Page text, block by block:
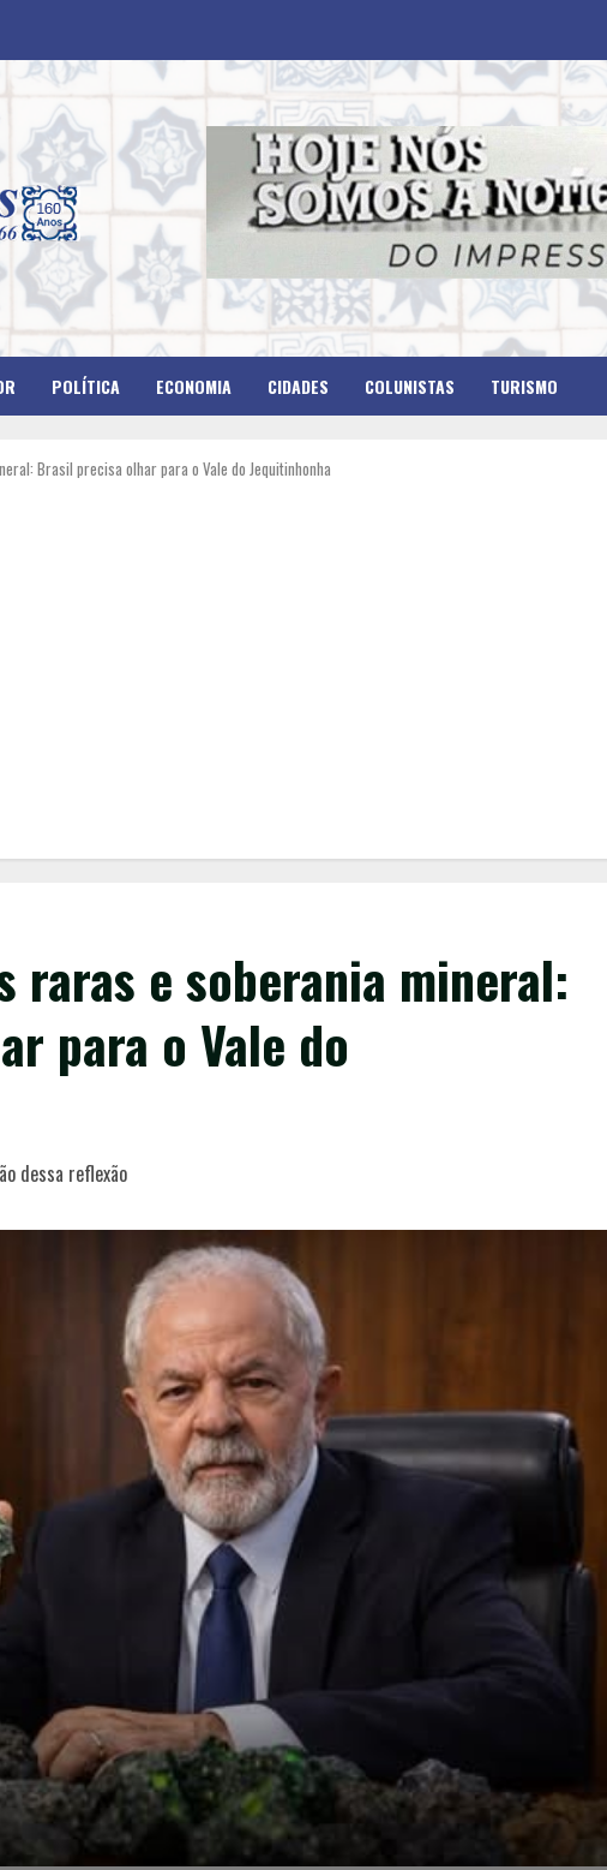
POLÍTICA ECONOMIA CIDADES COLUNISTAS TURISMO
Brasil precisa olhar para o Vale do Jequitinhonha
raras e soberania mineral:
para o Vale do
dessa reflexão